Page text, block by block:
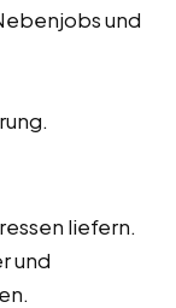
und
liefern.
und